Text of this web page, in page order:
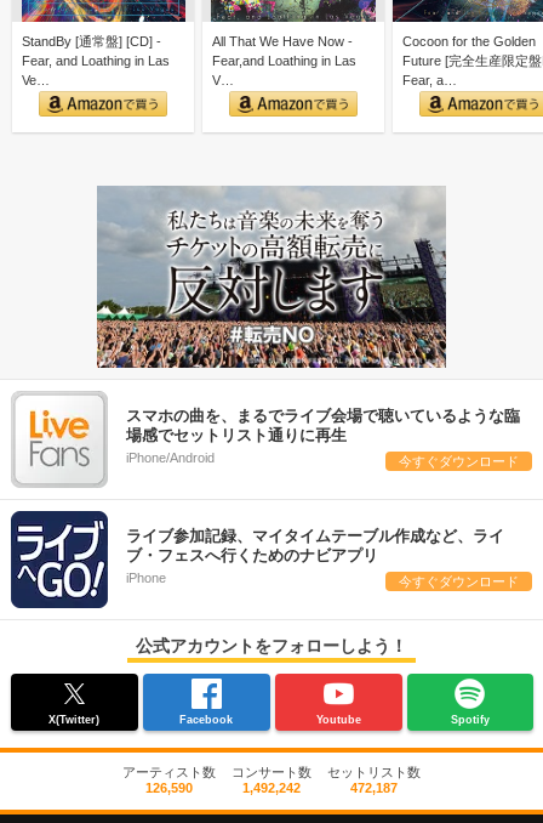
StandBy [通常盤] [CD] -
Fear, and Loathing in Las
Ve…
All That We Have Now -
Fear,and Loathing in Las
V…
Cocoon for the Golden
Future [完全生産限定
Fear, a…
スマホの曲を、まるでライブ会場で聴いているような臨
場感でセットリスト通りに再生
iPhone/Android 今すぐダウンロード
ライブ参加記録、マイタイムテーブル作成など、ライ
ブ・フェスへ行くためのナビアプリ
iPhone 今すぐダウンロード
公式アカウントをフォローしよう！
X(Twitter) Facebook Youtube Spotify
アーティスト数
126,590
コンサート数
1,492,242
セットリスト数
472,187